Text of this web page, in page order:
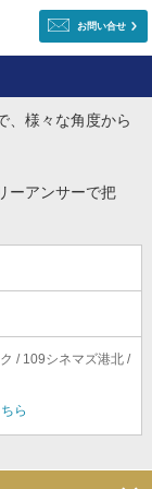
お問い合せ
、様々な角度から
ーアンサーで把
/ 109シネマズ港北 /
ら